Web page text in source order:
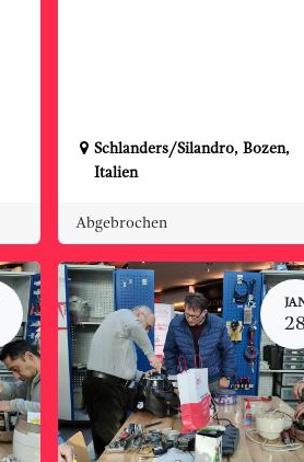
Schlanders/Silandro, Bozen,
Italien
Abgebrochen
28